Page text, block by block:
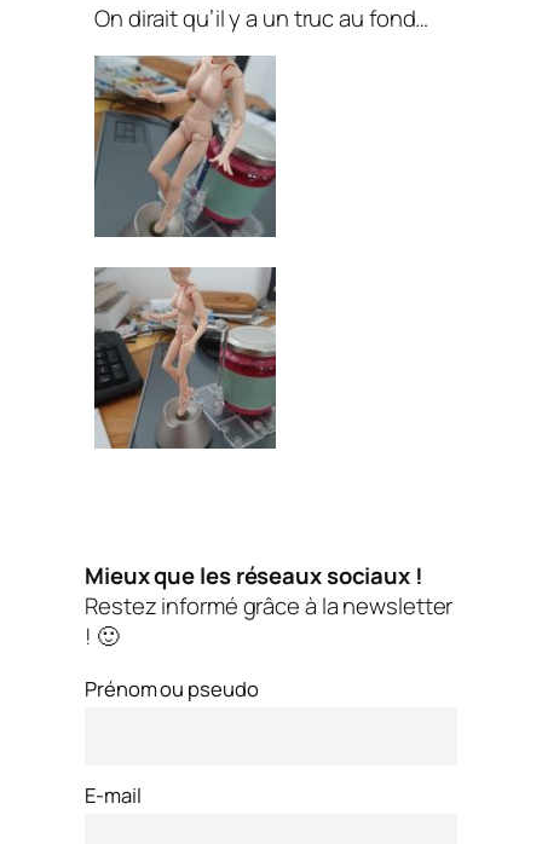
On dirait qu’il y a un truc au fond…
Mieux que les réseaux sociaux !
Restez informé grâce à la newsletter
! 🙂
Prénom ou pseudo
E-mail